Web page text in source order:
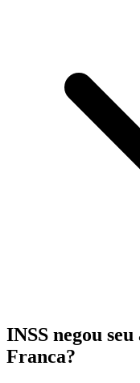
INSS negou
Franca?